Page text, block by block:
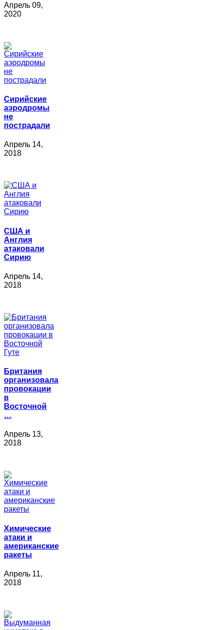
Апрель 09,
2020
Сирийские
аэродромы
не
пострадали
Апрель 14,
2018
США и
Англия
атаковали
Сирию
Апрель 14,
2018
Британия
организовала
провокации
в
Восточной
…
Апрель 13,
2018
Химические
атаки и
американские
ракеты
Апрель 11,
2018